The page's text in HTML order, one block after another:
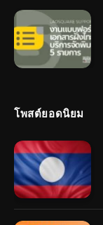
โพสต์ยอดนิยม